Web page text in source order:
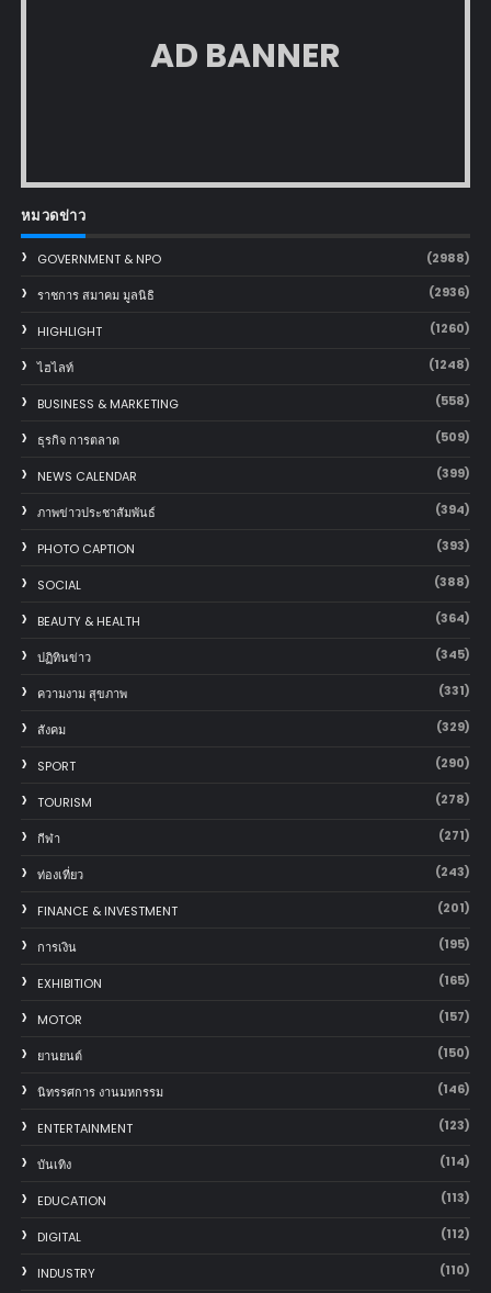
AD BANNER
หมวดข่าว
GOVERNMENT & NPO (2988)
ราชการ สมาคม มูลนิธิ (2936)
HIGHLIGHT (1260)
ไฮไลท์ (1248)
BUSINESS & MARKETING (558)
ธุรกิจ การตลาด (509)
NEWS CALENDAR (399)
ภาพข่าวประชาสัมพันธ์ (394)
PHOTO CAPTION (393)
SOCIAL (388)
BEAUTY & HEALTH (364)
ปฏิทินข่าว (345)
ความงาม สุขภาพ (331)
สังคม (329)
SPORT (290)
TOURISM (278)
กีฬา (271)
ท่องเที่ยว (243)
FINANCE & INVESTMENT (201)
การเงิน (195)
EXHIBITION (165)
MOTOR (157)
‎ยานยนต์‎ (150)
นิทรรศการ งานมหกรรม (146)
ENTERTAINMENT (123)
บันเทิง (114)
EDUCATION (113)
DIGITAL (112)
INDUSTRY (110)